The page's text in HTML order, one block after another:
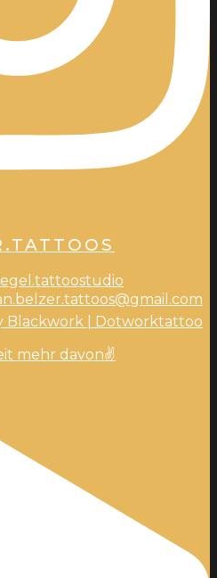
Blackwork | Dotworktattoo
mehr davon✌